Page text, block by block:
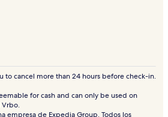
to cancel more than 24 hours before check-in.
for cash and can only be used on
Vrbo.
empresa de Expedia Group. Todos los